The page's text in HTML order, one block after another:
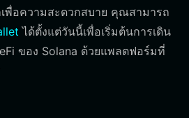
พื่อความสะดวกสบาย คุณสามารถ
ได้ตั้งแต่วันนี้เพื่อเริ่มต้นการเดิน
ของ Solana ด้วยแพลตฟอร์มที่